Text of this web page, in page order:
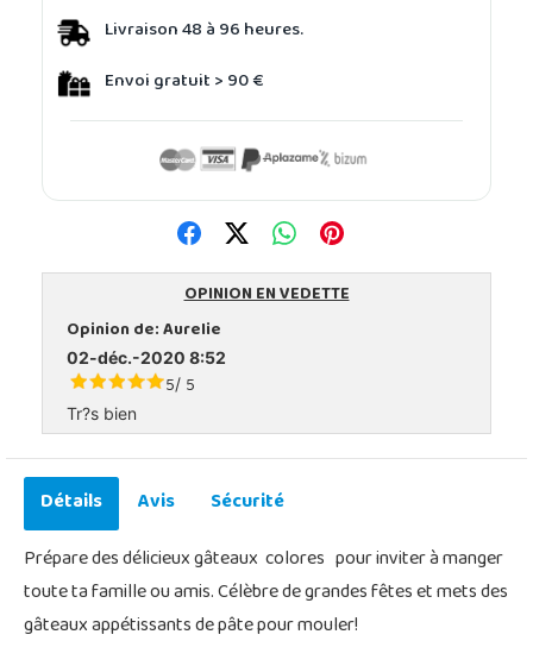
Livraison 48 à 96 heures.
Envoi gratuit > 90 €
OPINION EN VEDETTE
Opinion de:Aurelie
02-déc.-2020 8:52
5/ 5
Tr?s bien
Détails Avis
Sécurité
Prépare des délicieux gâteaux colores pour inviter à manger
toute ta famille ou amis. Célèbre de grandes fêtes et mets des
gâteaux appétissants de pâte pour mouler!